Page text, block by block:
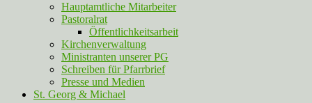
Hauptamtliche Mitarbeiter
Pastoralrat
Öffentlichkeitsarbeit
Kirchenverwaltung
Ministranten unserer PG
Schreiben für Pfarrbrief
Presse und Medien
St. Georg & Michael